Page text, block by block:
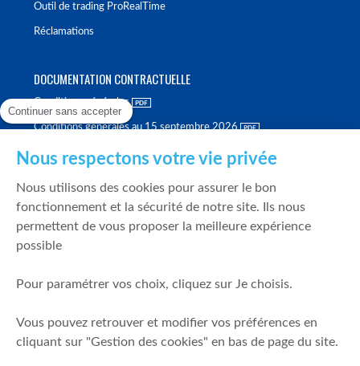
Outil de trading ProRealTime
Réclamations
DOCUMENTATION CONTRACTUELLE
Conditions générales
Conditions générales au 15 septembre 2026
Politique de meilleure sélection
Politique de durabilité
Fonds de garantie des dépôts et de résolution
Mentions légales
Prévention de la fraude
Continuer sans accepter
Nous respectons votre vie privée
Nous utilisons des cookies pour assurer le bon
fonctionnement et la sécurité de notre site. Ils nous
permettent de vous proposer la meilleure expérience
possible
Pour paramétrer vos choix, cliquez sur Je choisis.
Vous pouvez retrouver et modifier vos préférences en
cliquant sur "Gestion des cookies" en bas de page du site.